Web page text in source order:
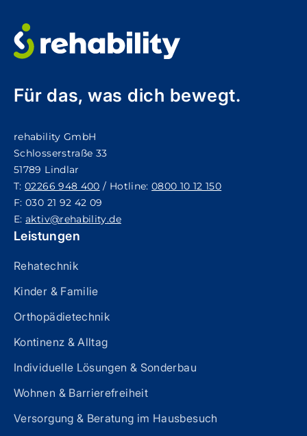
Für das, was dich bewegt.
rehability GmbH
Schlosserstraße 33
51789 Lindlar
T:02266 948 400 / Hotline:0800 10 12 150
F: 030 21 92 42 09
E:aktiv@rehability.de
Leistungen
Rehatechnik
Kinder & Familie
Orthopädietechnik
Kontinenz & Alltag
Individuelle Lösungen & Sonderbau
Wohnen & Barrierefreiheit
Versorgung & Beratung im Hausbesuch